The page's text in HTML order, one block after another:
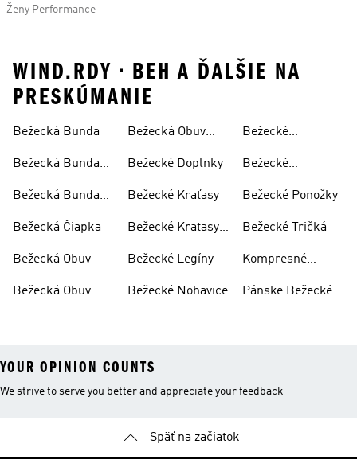
Ženy Performance
WIND.RDY • BEH A ĎALŠIE NA
PRESKÚMANIE
Bežecká Bunda
Bežecká Bunda
Bežecká Bunda
Bežecká Čiapka
Bežecká Obuv
Bežecká Obuv
Bežecká Obuv
Bežecké Doplnky
Bežecké Kraťasy
Bežecké Kratasy
Bežecké Legíny
Bežecké Nohavice
Bežecké
Bežecké
Dámske
Bežecké Ponožky
Bežecké Tričká
Kompresné
Pánske Bežecké
YOUR OPINION COUNTS
We strive to serve you better and appreciate your feedback
Späť na začiatok